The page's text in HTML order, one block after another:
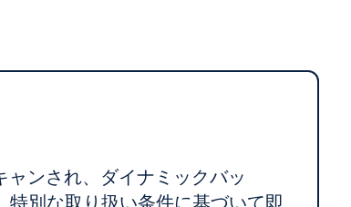
ャンされ、ダイナミックバッ
別な取り扱い条件に基づいて即